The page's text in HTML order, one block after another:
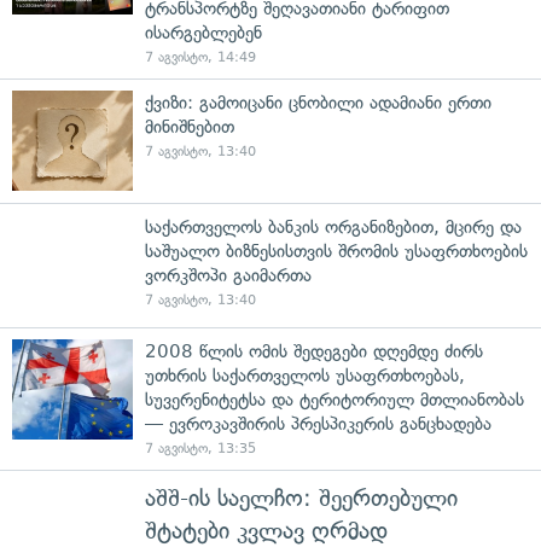
ტრანსპორტზე შეღავათიანი ტარიფით
ისარგებლებენ
7 აგვისტო, 14:49
ქვიზი: გამოიცანი ცნობილი ადამიანი ერთი
მინიშნებით
7 აგვისტო, 13:40
საქართველოს ბანკის ორგანიზებით, მცირე და
საშუალო ბიზნესისთვის შრომის უსაფრთხოების
ვორკშოპი გაიმართა
7 აგვისტო, 13:40
2008 წლის ომის შედეგები დღემდე ძირს
უთხრის საქართველოს უსაფრთხოებას,
სუვერენიტეტსა და ტერიტორიულ მთლიანობას
— ევროკავშირის პრესპიკერის განცხადება
7 აგვისტო, 13:35
აშშ-ის საელჩო: შეერთებული
შტატები კვლავ ღრმად